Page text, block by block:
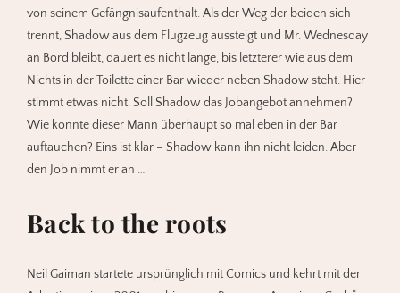
von seinem Gefängnisaufenthalt. Als der Weg der beiden sich
trennt, Shadow aus dem Flugzeug aussteigt und Mr. Wednesday
an Bord bleibt, dauert es nicht lange, bis letzterer wie aus dem
Nichts in der Toilette einer Bar wieder neben Shadow steht. Hier
stimmt etwas nicht. Soll Shadow das Jobangebot annehmen?
Wie konnte dieser Mann überhaupt so mal eben in der Bar
auftauchen? Eins ist klar – Shadow kann ihn nicht leiden. Aber
den Job nimmt er an …
Back to the roots
Neil Gaiman startete ursprünglich mit Comics und kehrt mit der